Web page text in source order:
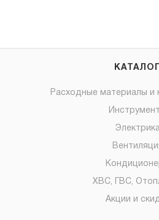
КАТАЛОГ
Расходные материалы и
ХВС, ГВС,
Акции и